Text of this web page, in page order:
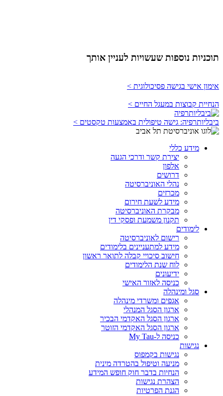
תוכניות נוספות שעשויות לעניין אותך
אימון אישי בגישה פסיכולוגית >
הנחיית קבוצות במעגל החיים >
ביבליותרפיה: גישה טיפולית באמצעות טקסטים >
מידע כללי
יצירת קשר ודרכי הגעה
אלפון
דרושים
נהלי האוניברסיטה
מכרזים
מידע לשעת חירום
מבקרת האוניברסיטה
תקנון משמעת ופסקי דין
לימודים
רישום לאוניברסיטה
מידע למתעניינים בלימודים
חישוב סיכויי קבלה לתואר ראשון
לוח שנת הלימודים
ידיעונים
כניסה לאזור האישי
סגל ומינהלה
אגפים ומשרדי מינהלה
ארגון הסגל המנהלי
ארגון הסגל האקדמי הבכיר
ארגון הסגל האקדמי הזוטר
כניסה ל-My Tau
נגישות
נגישות בקמפוס
מניעה וטיפול בהטרדה מינית
הנחיות בדבר חוק חופש המידע
הצהרת נגישות
הגנת הפרטיות